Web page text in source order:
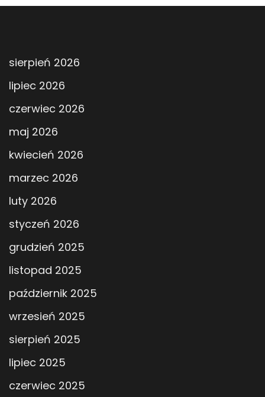
sierpień 2026
lipiec 2026
czerwiec 2026
maj 2026
kwiecień 2026
marzec 2026
luty 2026
styczeń 2026
grudzień 2025
listopad 2025
październik 2025
wrzesień 2025
sierpień 2025
lipiec 2025
czerwiec 2025